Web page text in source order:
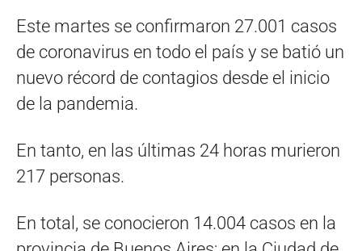
Este martes se confirmaron 27.001 casos
de coronavirus en todo el país y se batió un
nuevo récord de contagios desde el inicio
de la pandemia.
En tanto, en las últimas 24 horas murieron
217 personas.
En total, se conocieron 14.004 casos en la